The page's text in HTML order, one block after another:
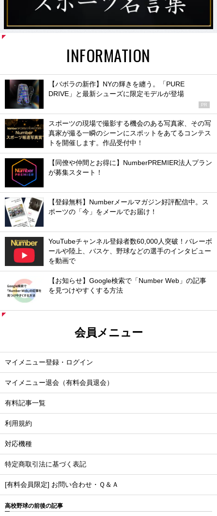
INFORMATION
【バボラの新作】NYの輝きを纏う。「PURE
DRIVE」と最新シューズに限定モデルが登場
PR
スポーツの現場で撮影する機会のある写真家、その写
真家が撮る一瞬のシーンにスポットをあてるコンテス
トを開催します。作品受付中！
【同僚や仲間とお得に】NumberPREMIER法人プラン
が募集スタート！
【登録無料】Numberメールマガジン好評配信中。ス
ポーツの「今」をメールでお届け！
YouTubeチャンネル登録者数60,000人突破！バレーボ
ールや陸上、バスケ、野球などの選手のインタビュー
を動画で
【お知らせ】Google検索で「Number Web」の記事
を見つけやすくする方法
会員メニュー
マイメニュー登録・ログイン
マイメニュー退会（有料会員退会）
有料記事一覧
利用規約
対応機種
特定商取引法に基づく表記
[有料会員限定] お問い合わせ・Ｑ＆Ａ
高校野球の前後の記事